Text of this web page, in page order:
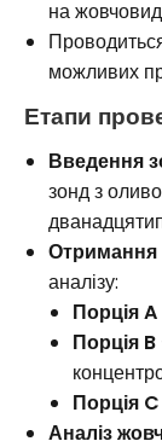
на
можливих
Етапи
Введення
зонд з
Отримання
аналізу:
Порція A
Порція B
Порція C
Аналіз